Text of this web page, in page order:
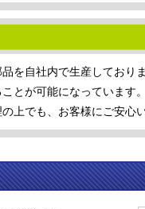
を自社内で生産しており
とが可能になっています。
上でも、お客様にご安心